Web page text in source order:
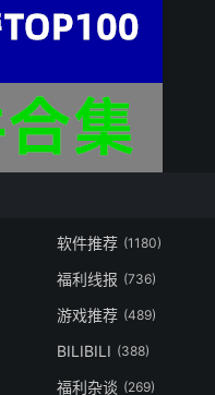
软件推荐 (1180)
福利线报 (736)
游戏推荐 (489)
BILIBILI (388)
福利杂谈 (269)